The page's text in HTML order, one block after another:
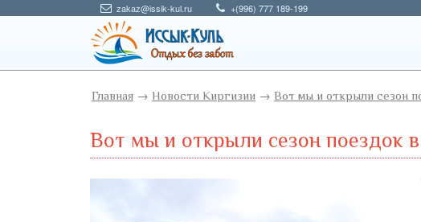
zakaz@issik-kul.ru +(996) 777 189-199
Главная → Новости Киргизии → Вот мы и открыли сезон
Вот мы и открыли сезон поездок